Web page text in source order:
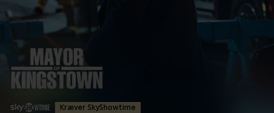
Kræver SkyShowtime